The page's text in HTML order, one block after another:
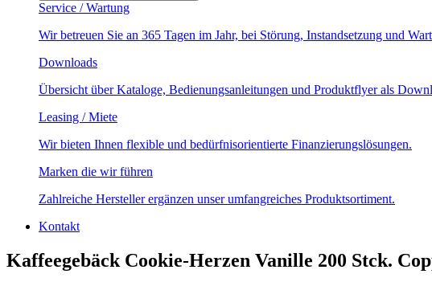
Service / Wartung
Wir betreuen Sie an 365 Tagen im Jahr, bei Störung, Instandsetzung und
Downloads
Übersicht über Kataloge, Bedienungsanleitungen und Produktflyer als
Leasing / Miete
Wir bieten Ihnen flexible und bedürfnisorientierte Finanzierungslösungen.
Marken die wir führen
Zahlreiche Hersteller ergänzen unser umfangreiches Produktsortiment.
Kontakt
Kaffeegebäck Cookie-Herzen Vanille 200 Stck.